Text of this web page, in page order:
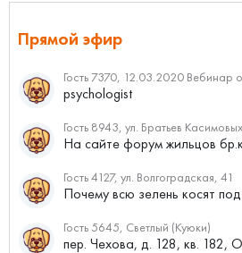
Прямой эфир
psychologist
Гость 8943, ул. Братьев
Гость 4127, ул. Волгоградская, 41
Гость 5645, Светлый (Куюки)
пер. Чехова, д. 128, кв. 182,